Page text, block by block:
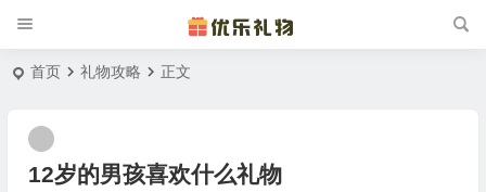
首页 礼物攻略 正文
12岁的男孩喜欢什么礼物